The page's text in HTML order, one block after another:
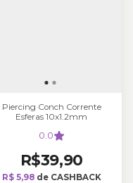
Piercing Conch Corrente
Esferas 10x1.2mm
0.0
R$39,90
R$ 5,98de CASHBACK